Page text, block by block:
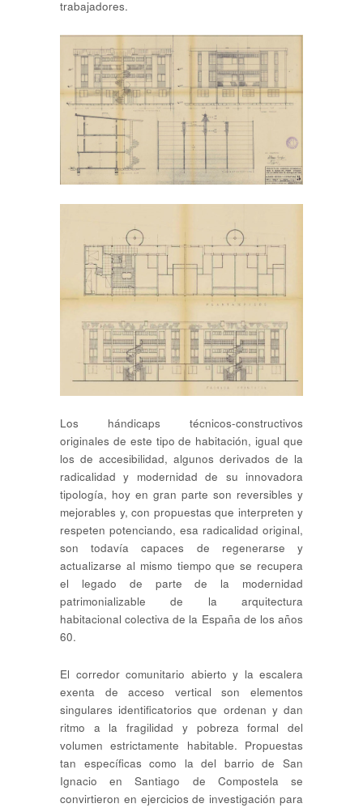
trabajadores.
Los hándicaps técnicos-constructivos
originales de este tipo de habitación, igual que
los de accesibilidad, algunos derivados de la
radicalidad y modernidad de su innovadora
tipología, hoy en gran parte son reversibles y
mejorables y, con propuestas que interpreten y
respeten potenciando, esa radicalidad original,
son todavía capaces de regenerarse y
actualizarse al mismo tiempo que se recupera
el legado de parte de la modernidad
patrimonializable de la arquitectura
habitacional colectiva de la España de los años
60.
El corredor comunitario abierto y la escalera
exenta de acceso vertical son elementos
singulares identificatorios que ordenan y dan
ritmo a la fragilidad y pobreza formal del
volumen estrictamente habitable. Propuestas
tan específicas como la del barrio de San
Ignacio en Santiago de Compostela se
convirtieron en ejercicios de investigación para